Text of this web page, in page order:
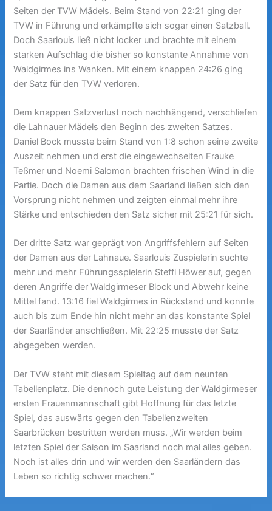
Seiten der TVW Mädels. Beim Stand von 22:21 ging der
TVW in Führung und erkämpfte sich sogar einen Satzball.
Doch Saarlouis ließ nicht locker und brachte mit einem
starken Aufschlag die bisher so konstante Annahme von
Waldgirmes ins Wanken. Mit einem knappen 24:26 ging
der Satz für den TVW verloren.
Dem knappen Satzverlust noch nachhängend, verschliefen
die Lahnauer Mädels den Beginn des zweiten Satzes.
Daniel Bock musste beim Stand von 1:8 schon seine zweite
Auszeit nehmen und erst die eingewechselten Frauke
Teßmer und Noemi Salomon brachten frischen Wind in die
Partie. Doch die Damen aus dem Saarland ließen sich den
Vorsprung nicht nehmen und zeigten einmal mehr ihre
Stärke und entschieden den Satz sicher mit 25:21 für sich.
Der dritte Satz war geprägt von Angriffsfehlern auf Seiten
der Damen aus der Lahnaue. Saarlouis Zuspielerin suchte
mehr und mehr Führungsspielerin Steffi Höwer auf, gegen
deren Angriffe der Waldgirmeser Block und Abwehr keine
Mittel fand. 13:16 fiel Waldgirmes in Rückstand und konnte
auch bis zum Ende hin nicht mehr an das konstante Spiel
der Saarländer anschließen. Mit 22:25 musste der Satz
abgegeben werden.
Der TVW steht mit diesem Spieltag auf dem neunten
Tabellenplatz. Die dennoch gute Leistung der Waldgirmeser
ersten Frauenmannschaft gibt Hoffnung für das letzte
Spiel, das auswärts gegen den Tabellenzweiten
Saarbrücken bestritten werden muss. „Wir werden beim
letzten Spiel der Saison im Saarland noch mal alles geben.
Noch ist alles drin und wir werden den Saarländern das
Leben so richtig schwer machen.“